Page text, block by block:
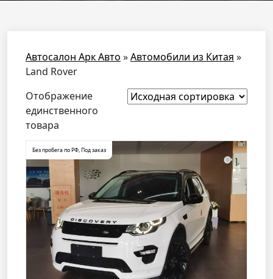
Автосалон Арк Авто »Автомобили из Китая »
Land Rover
Отображение
единственного
товара
Без пробега по РФ,Под заказ